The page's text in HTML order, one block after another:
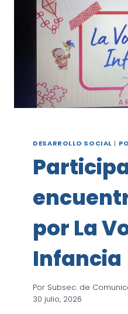
DESARROLLO SOCIAL |
por La
Infancia
Por Subsec. de
30 julio, 2026